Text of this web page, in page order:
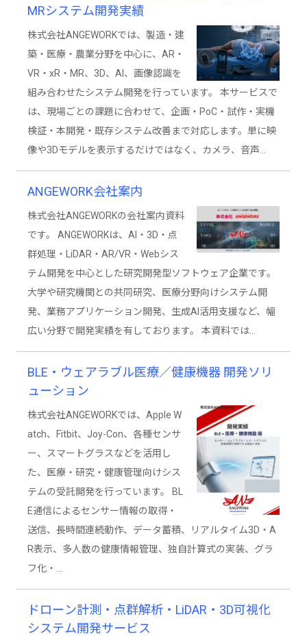
MRシステム開発実績
株式会社ANGEWORKでは、製造・建
築・医療・農業分野を中心に、AR・
VR・xR・MR、3D、AI、画像認識を
組み合わせたシステム開発を行っています。 本サービスで
は、現場ごとの課題に合わせて、企画・PoC・試作・実機
検証・本開発・既存システム改善まで対応します。単に映
像や3Dモデルを表示するだけではなく、カメラ、音声…
ANGEWORK会社案内
株式会社ANGEWORKの会社案内資料
です。 ANGEWORKは、AI・3D・点
群処理・LiDAR・AR/VR・Webシス
テム開発を中心とした研究開発型ソフトウェア企業です。
大学や研究機関との共同研究、医療分野向けシステム開
発、業務アプリケーション開発、生成AI活用支援など、幅
広い分野で開発実績を有しております。 本資料では…
BLE・ウェアラブル医療／健康機器 開発ソリ
ューション
株式会社ANGEWORKでは、Apple W
atch、Fitbit、Joy-Con、各種センサ
ー、スマートグラスなどを活用し
た、医療・研究・健康管理向けシス
テムの受託開発を行っています。 BL
E通信によるセンサー情報の取得・
送信、長時間連続動作、データ蓄積、リアルタイム3D・A
R表示、多人数の健康情報管理、独自計算式の実装、グラ
フ化・…
ドローン計測・点群解析・LiDAR・3D可視化
システム開発サービス